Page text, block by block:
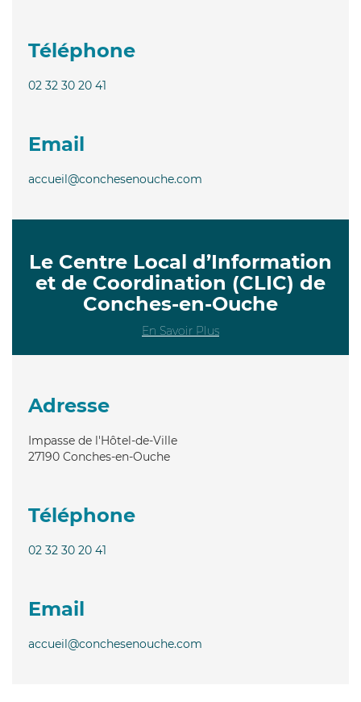
Téléphone
02 32 30 20 41
Email
accueil@conchesenouche.com
Le Centre Local d’Information
et de Coordination (CLIC) de
Conches-en-Ouche
En Savoir Plus
Adresse
Impasse de l'Hôtel-de-Ville
27190 Conches-en-Ouche
Téléphone
02 32 30 20 41
Email
accueil@conchesenouche.com